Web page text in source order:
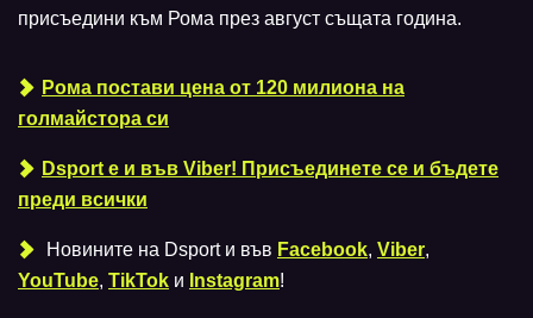
присъедини към Рома през август същата година.
Рома постави цена от 120 милиона на
голмайстора си
Dsport е и във Viber! Присъединете се и бъдете
преди всички
Новините на Dsport и във Facebook, Viber,
YouTube, TikTok и Instagram!